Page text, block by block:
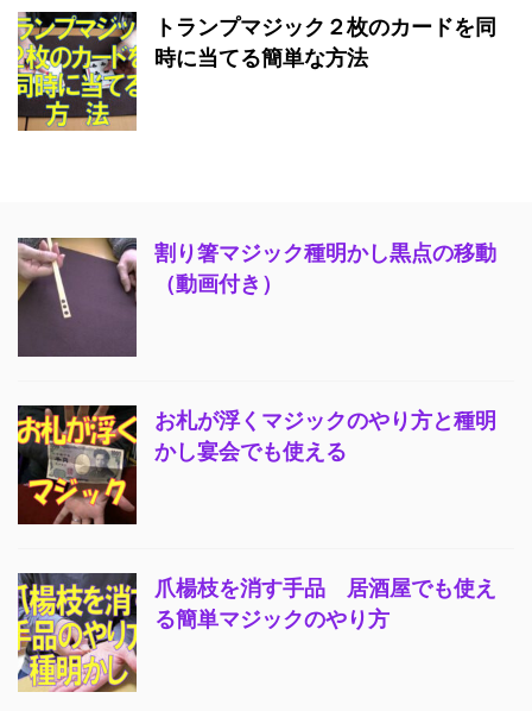
トランプマジック２枚のカードを同
時に当てる簡単な方法
割り箸マジック種明かし黒点の移動
（動画付き）
お札が浮くマジックのやり方と種明
かし宴会でも使える
爪楊枝を消す手品 居酒屋でも使え
る簡単マジックのやり方